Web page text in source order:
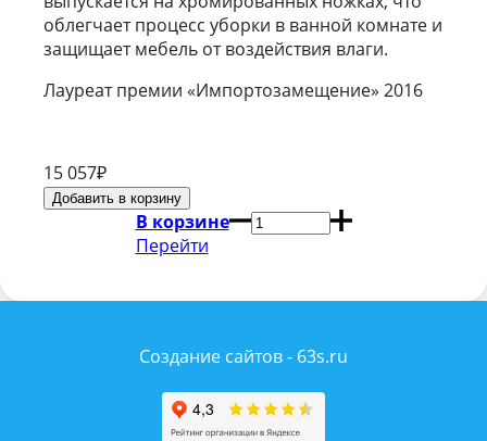
облегчает процесс уборки в ванной комнате и
защищает мебель от воздействия влаги.
Лауреат премии «Импортозамещение» 2016
15 057₽
В корзине
Перейти
Создание сайтов - 63s.ru